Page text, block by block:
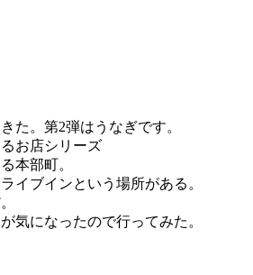
た。第2弾はうなぎです。
お店シリーズ
本部町。
イブインという場所がある。
気になったので行ってみた。